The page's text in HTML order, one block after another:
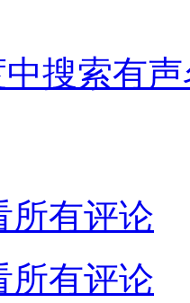
搜索有
所有评论
所有评论